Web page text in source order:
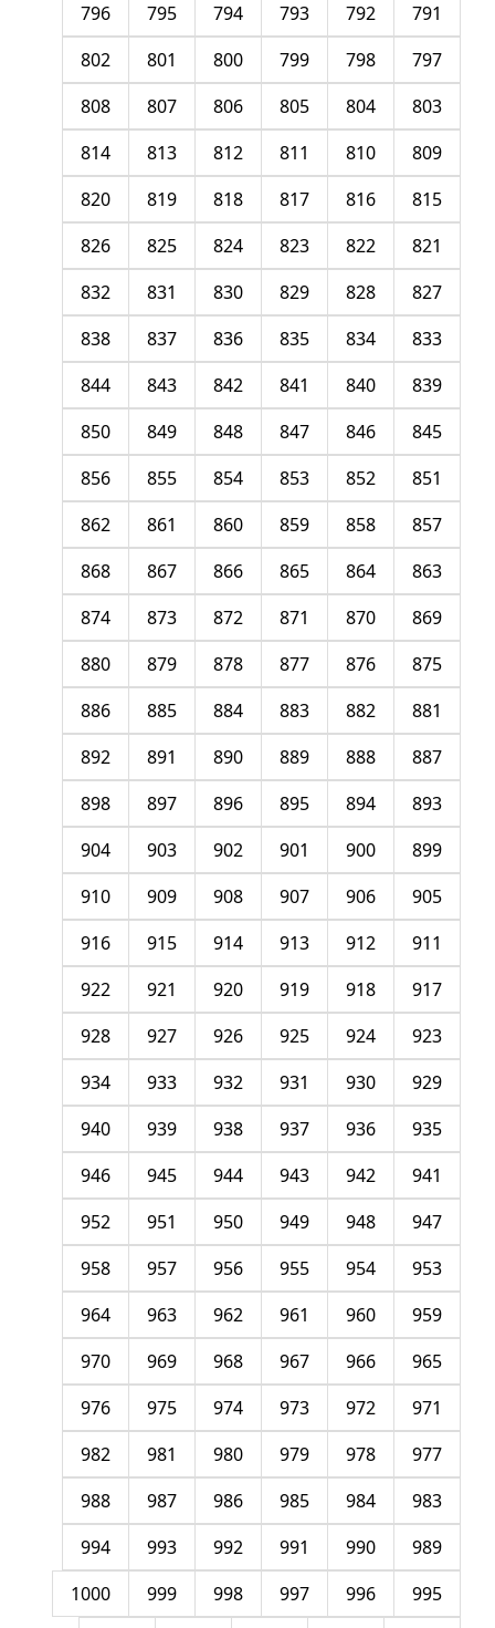
791
792
793
794
795
796
797
798
799
800
801
802
803
804
805
806
807
808
809
810
811
812
813
814
815
816
817
818
819
820
821
822
823
824
825
826
827
828
829
830
831
832
833
834
835
836
837
838
839
840
841
842
843
844
845
846
847
848
849
850
851
852
853
854
855
856
857
858
859
860
861
862
863
864
865
866
867
868
869
870
871
872
873
874
875
876
877
878
879
880
881
882
883
884
885
886
887
888
889
890
891
892
893
894
895
896
897
898
899
900
901
902
903
904
905
906
907
908
909
910
911
912
913
914
915
916
917
918
919
920
921
922
923
924
925
926
927
928
929
930
931
932
933
934
935
936
937
938
939
940
941
942
943
944
945
946
947
948
949
950
951
952
953
954
955
956
957
958
959
960
961
962
963
964
965
966
967
968
969
970
971
972
973
974
975
976
977
978
979
980
981
982
983
984
985
986
987
988
989
990
991
992
993
994
995
996
997
998
999
1000